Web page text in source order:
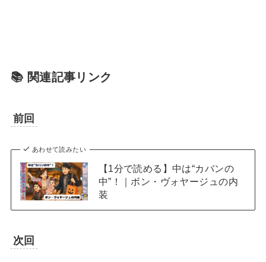
📚 関連記事リンク
前回
あわせて読みたい
【1分で読める】中は“カバンの
中”！｜ボン・ヴォヤージュの内
装
次回